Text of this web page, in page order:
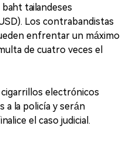
tailandeses
Los contrabandistas
enfrentar un máximo
de cuatro veces el
cigarrillos electrónicos
a la policía y serán
el caso judicial.